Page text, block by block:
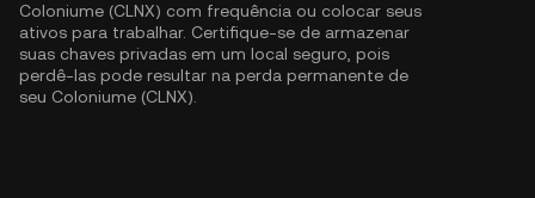
Coloniume (CLNX) com frequência ou colocar seus
ativos para trabalhar. Certifique-se de armazenar
suas chaves privadas em um local seguro, pois
perdê-las pode resultar na perda permanente de
seu Coloniume (CLNX).